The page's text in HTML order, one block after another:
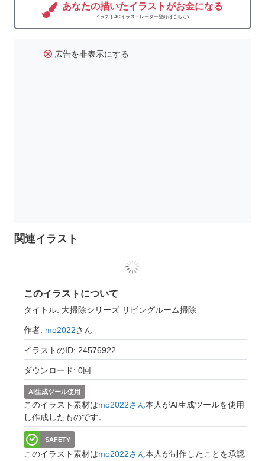
あなたの描いたイラストがお金になる
イラストACイラストレーター登録はこちら>
広告を非表示にする
関連イラスト
このイラストについて
タイトル: 大掃除シリーズ リビングルーム掃除
作者: mo2022さん
イラストのID: 24576922
ダウンロード: 0回
AI生成ツール使用
このイラスト素材はmo2022さん本人がAI生成ツールを使用
し作成したものです。
SAFETY
このイラスト素材はmo2022さん本人が制作したことを承認